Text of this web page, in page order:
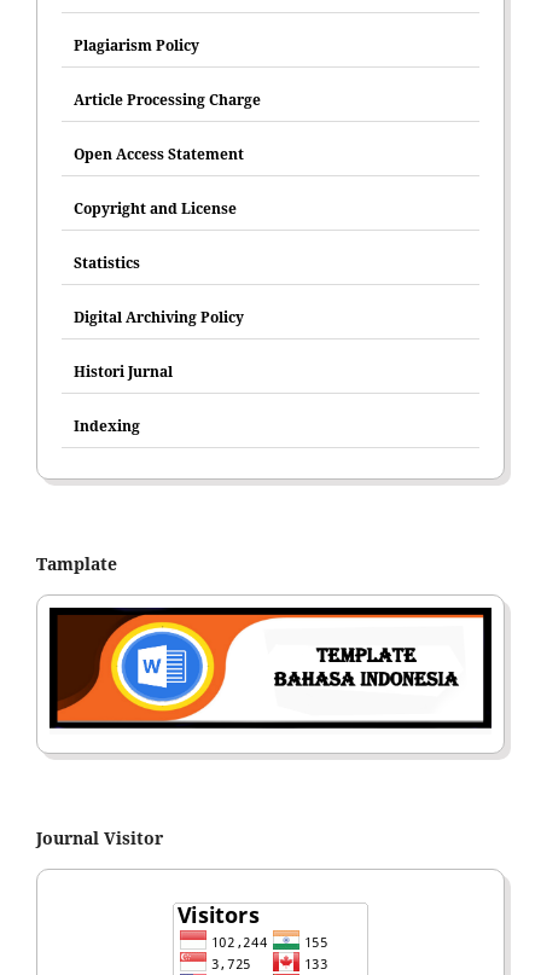
Plagiarism Policy
Article Processing Charge
Open Access Statement
Copyright and License
Statistics
Digital Archiving Policy
Histori Jurnal
Indexing
Tamplate
Journal Visitor